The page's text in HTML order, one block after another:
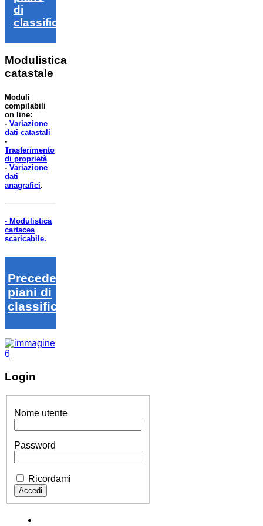
di
classifica
Modulistica
catastale
Moduli
compilabili
on line:
- Variazione
dati catastali
-
Trasferimento
di proprietà
- Variazione
dati
anagrafici.
- Modulistica
cartacea
scaricabile.
Precedenti
piani di
classifica
Login
Nome utente
Password
Ricordami